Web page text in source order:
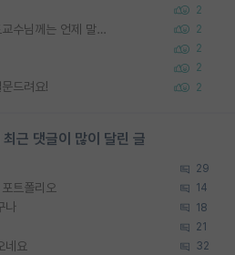
2
타대학원 컨텍 준비중인데, 지도교수님께는 언제 말씀드려야 할까요? 2
2
2
드려요! 2
근 댓글이 많이 달린 글
29
트폴리오 14
나 18
21
네요 32